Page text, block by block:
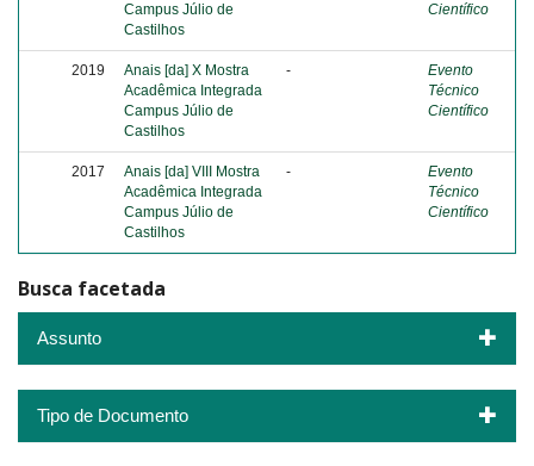
Campus Júlio de
Castilhos
Científico
2019
Anais [da] X Mostra
Acadêmica Integrada
Campus Júlio de
Castilhos
-
Evento
Técnico
Científico
2017
Anais [da] VIII Mostra
Acadêmica Integrada
Campus Júlio de
Castilhos
-
Evento
Técnico
Científico
Busca facetada
Assunto
Tipo de Documento